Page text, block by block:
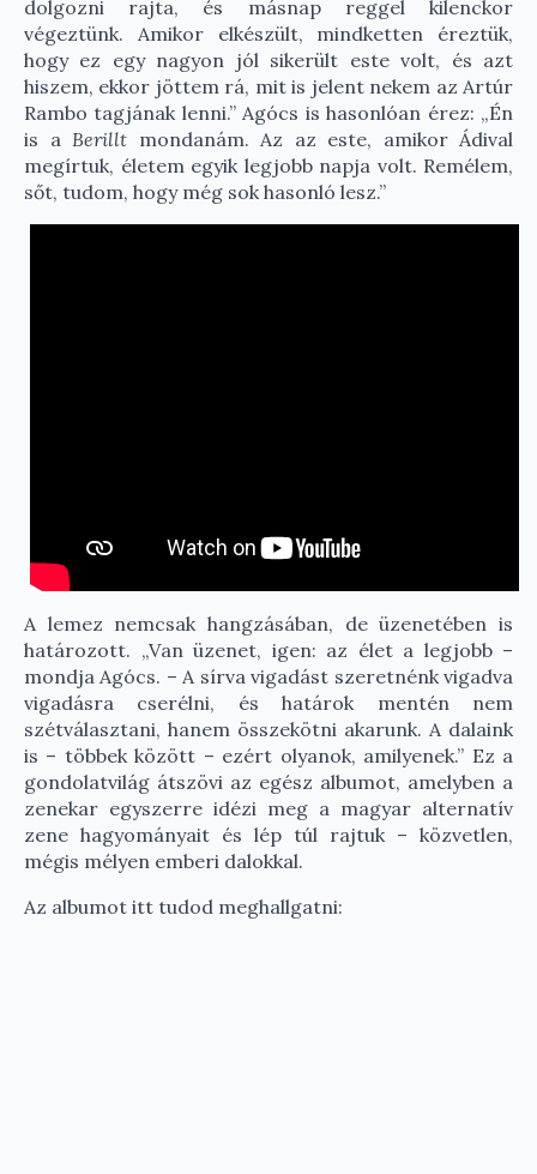
dolgozni rajta, és másnap reggel kilenckor
végeztünk. Amikor elkészült, mindketten éreztük,
hogy ez egy nagyon jól sikerült este volt, és azt
hiszem, ekkor jöttem rá, mit is jelent nekem az Artúr
Rambo tagjának lenni.” Agócs is hasonlóan érez: „Én
is a Berillt mondanám. Az az este, amikor Ádival
megírtuk, életem egyik legjobb napja volt. Remélem,
sőt, tudom, hogy még sok hasonló lesz.”
A lemez nemcsak hangzásában, de üzenetében is
határozott. „Van üzenet, igen: az élet a legjobb –
mondja Agócs. – A sírva vigadást szeretnénk vigadva
vigadásra cserélni, és határok mentén nem
szétválasztani, hanem összekötni akarunk. A dalaink
is – többek között – ezért olyanok, amilyenek.” Ez a
gondolatvilág átszövi az egész albumot, amelyben a
zenekar egyszerre idézi meg a magyar alternatív
zene hagyományait és lép túl rajtuk – közvetlen,
mégis mélyen emberi dalokkal.
Az albumot itt tudod meghallgatni: